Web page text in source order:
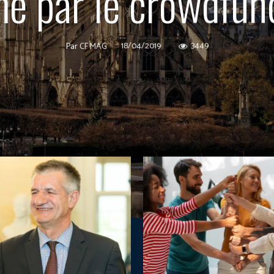
ParCF MAG 18/04/2019 3449